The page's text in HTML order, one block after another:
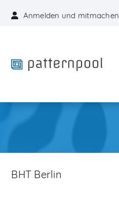
Anmelden und mitmachen
BHT Berlin